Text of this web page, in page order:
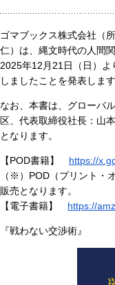
ゴマブックス株式会社（
仁）は、縄文時代の人間
2025年12月21日（日）
しましたことを発表します
なお、本書は、グローバ
区、代表取締役社長：山
となります。
【POD書籍】 https://
（※）POD（プリント・
販売となります。
【電子書籍】 https://
『戦わない交渉術』